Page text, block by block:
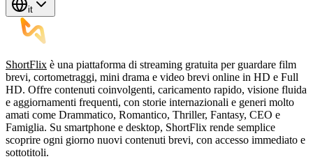
it
ShortFlix è una piattaforma di streaming gratuita per guardare film
brevi, cortometraggi, mini drama e video brevi online in HD e Full
HD. Offre contenuti coinvolgenti, caricamento rapido, visione fluida
e aggiornamenti frequenti, con storie internazionali e generi molto
amati come Drammatico, Romantico, Thriller, Fantasy, CEO e
Famiglia. Su smartphone e desktop, ShortFlix rende semplice
scoprire ogni giorno nuovi contenuti brevi, con accesso immediato e
sottotitoli.